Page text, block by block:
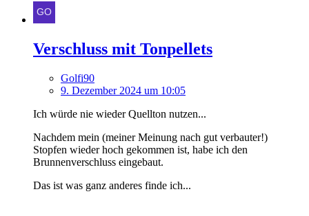
Verschluss mit Tonpellets
Golfi90
9. Dezember 2024 um 10:05
Ich würde nie wieder Quellton nutzen...
Nachdem mein (meiner Meinung nach gut verbauter!)
Stopfen wieder hoch gekommen ist, habe ich den
Brunnenverschluss eingebaut.
Das ist was ganz anderes finde ich...